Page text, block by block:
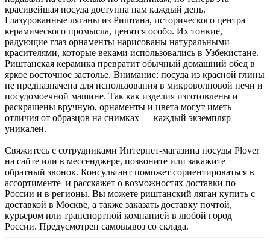
красивейшая посуда доступна нам каждый день.
Глазурованные ляганы из Риштана, исторического центра
керамического промысла, ценятся особо. Их тонкие,
радующие глаз орнаменты нарисованы натуральными
красителями, которые веками использовались в Узбекистане.
Риштанская керамика превратит обычный домашний обед в
яркое восточное застолье. Внимание: посуда из красной глины
не предназначена для использования в микроволновой печи и
посудомоечной машине. Так как изделия изготовлены и
раскрашены вручную, орнаменты и цвета могут иметь
отличия от образцов на снимках — каждый экземпляр
уникален.
Свяжитесь с сотрудниками Интернет-магазина посуды Plover
на сайте или в мессенджере, позвоните или закажите
обратный звонок. Консультант поможет сориентироваться в
ассортименте и расскажет о возможностях доставки по
России и в регионы. Вы можете риштанский ляган купить с
доставкой в Москве, а также заказать доставку почтой,
курьером или транспортной компанией в любой город
России. Предусмотрен самовывоз со склада.